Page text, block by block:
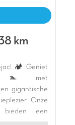
km
🏕️ Geniet
🏊 met
gigantische
Onze
bieden een
weelderig